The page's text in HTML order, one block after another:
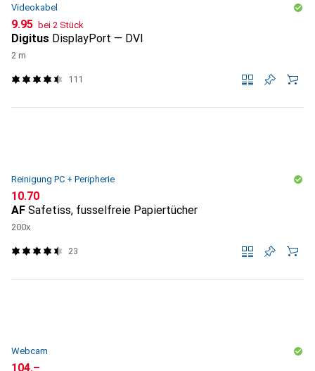
Videokabel
CHF
9.95 bei 2 Stück
Digitus DisplayPort — DVI
2 m
111
Reinigung PC + Peripherie
CHF
10.70
AF Safetiss, fusselfreie Papiertücher
200x
23
Webcam
CHF
104.–